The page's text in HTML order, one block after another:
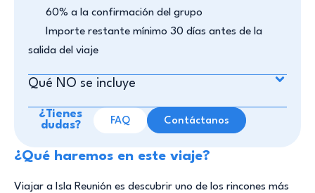
¿Qué haremos en este viaje?
Viajar a Isla Reunión es descubrir uno de los rincones más
60% a la confirmación del grupo
Importe restante mínimo 30 días antes de la
salida del viaje
Qué NO se incluye​
¿Tienes
dudas?
FAQ Contáctanos